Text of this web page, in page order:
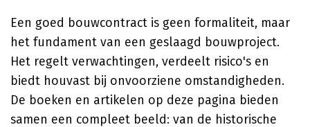
Een goed bouwcontract is geen formaliteit, maar
het fundament van een geslaagd bouwproject.
Het regelt verwachtingen, verdeelt risico's en
biedt houvast bij onvoorziene omstandigheden.
De boeken en artikelen op deze pagina bieden
samen een compleet beeld: van de historische